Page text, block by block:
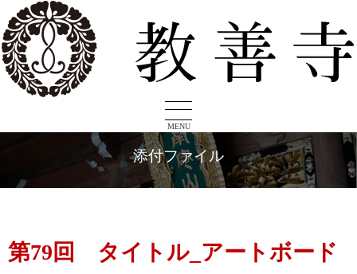
MENU
添付ファイル
第79回 タイトル_アートボード